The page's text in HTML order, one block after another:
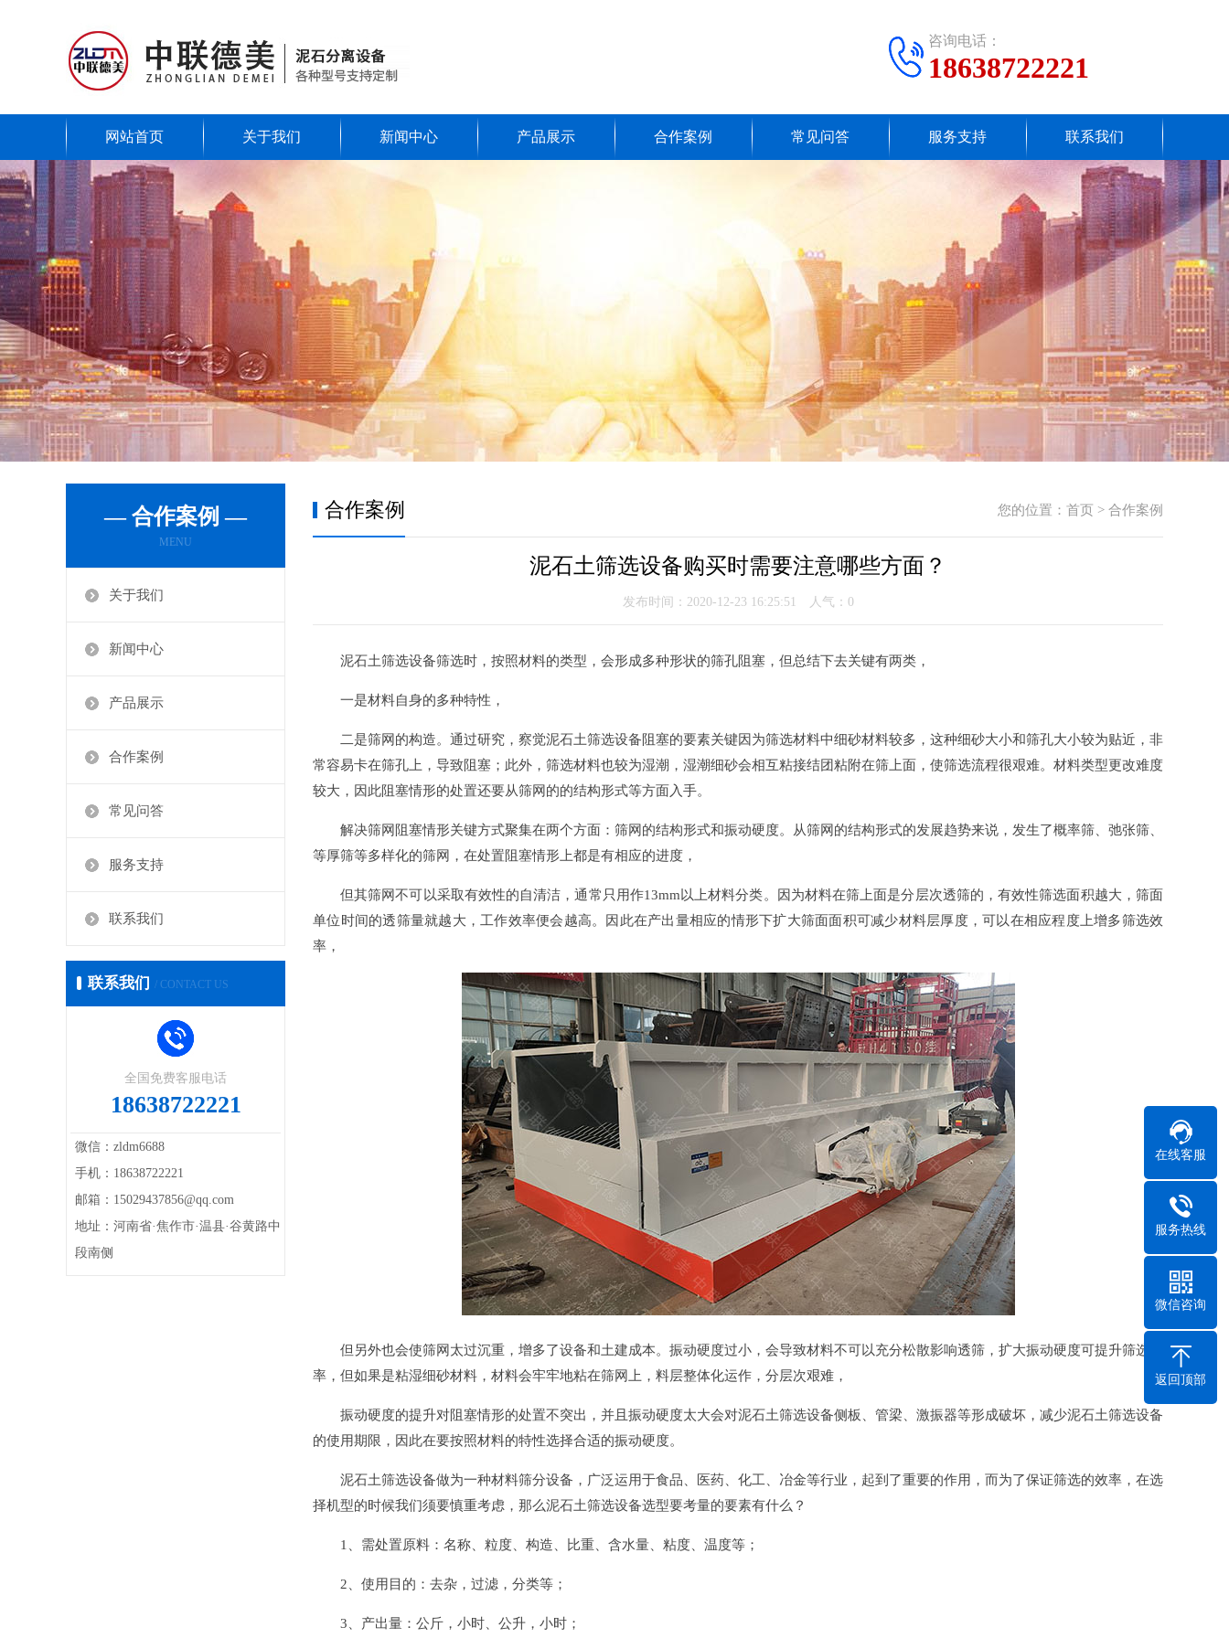
咨询电话：
18638722221
网站首页 关于我们 新闻中心 产品展示 合作案例 常见问答 服务支持 联系我们
— 合作案例 —
MENU
关于我们
新闻中心
产品展示
合作案例
常见问答
服务支持
联系我们
联系我们 / CONTACT US
全国免费客服电话
18638722221
微信：zldm6688
手机：18638722221
邮箱：15029437856@qq.com
地址：河南省·焦作市·温县·谷黄路中
段南侧
您的位置： 首页 > 合作案例
合作案例
泥石土筛选设备购买时需要注意哪些方面？
发布时间：2020-12-23 16:25:51 人气： 0
泥石土筛选设备筛选时，按照材料的类型，会形成多种形状的筛孔阻塞，但总结下去关键有两类，
一是材料自身的多种特性，
二是筛网的构造。通过研究，察觉泥石土筛选设备阻塞的要素关键因为筛选材料中细砂材料较多，这种细砂大小和筛孔大小较为贴近，非
常容易卡在筛孔上，导致阻塞；此外，筛选材料也较为湿潮，湿潮细砂会相互粘接结团粘附在筛上面，使筛选流程很艰难。材料类型更改难度
较大，因此阻塞情形的处置还要从筛网的的结构形式等方面入手。
解决筛网阻塞情形关键方式聚集在两个方面：筛网的结构形式和振动硬度。从筛网的结构形式的发展趋势来说，发生了概率筛、弛张筛、
等厚筛等多样化的筛网，在处置阻塞情形上都是有相应的进度，
但其筛网不可以采取有效性的自清洁，通常只用作13mm以上材料分类。因为材料在筛上面是分层次透筛的，有效性筛选面积越大，筛面
单位时间的透筛量就越大，工作效率便会越高。因此在产出量相应的情形下扩大筛面面积可减少材料层厚度，可以在相应程度上增多筛选效
率，
但另外也会使筛网太过沉重，增多了设备和土建成本。振动硬度过小，会导致材料不可以充分松散影响透筛，扩大振动硬度可提升筛选效
率，但如果是粘湿细砂材料，材料会牢牢地粘在筛网上，料层整体化运作，分层次艰难，
振动硬度的提升对阻塞情形的处置不突出，并且振动硬度太大会对泥石土筛选设备侧板、管梁、激振器等形成破坏，减少泥石土筛选设备
的使用期限，因此在要按照材料的特性选择合适的振动硬度。
泥石土筛选设备做为一种材料筛分设备，广泛运用于食品、医药、化工、冶金等行业，起到了重要的作用，而为了保证筛选的效率，在选
择机型的时候我们须要慎重考虑，那么泥石土筛选设备选型要考量的要素有什么？
1、需处置原料：名称、粒度、构造、比重、含水量、粘度、温度等；
2、使用目的：去杂，过滤，分类等；
3、产出量：公斤，小时、公升，小时；
在线客服
服务热线
微信咨询
返回顶部